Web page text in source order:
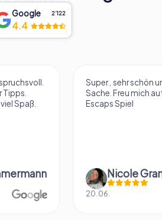
Google 2‘122
4.4
Tipps.
Spaß.
Super , sehr schön
Sache. Freu mich
Escaps Spiel
Nicole
20.06.